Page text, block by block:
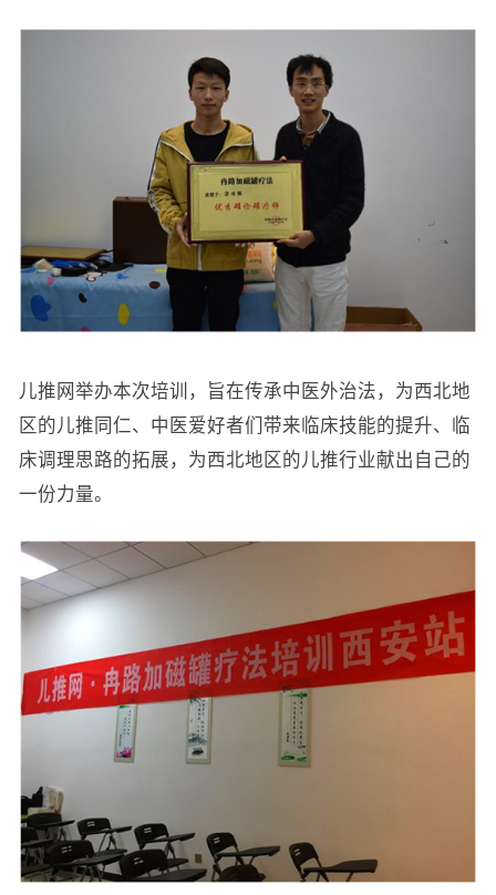
儿推网举办本次培训，旨在传承中医外治法，为西北地
区的儿推同仁、中医爱好者们带来临床技能的提升、临
床调理思路的拓展，为西北地区的儿推行业献出自己的
一份力量。